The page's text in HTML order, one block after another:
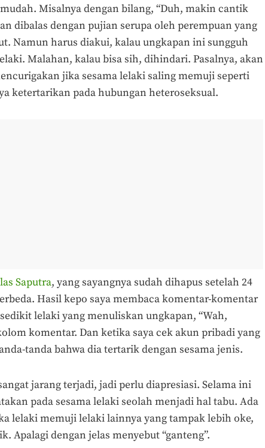
Misalnya dengan bilang, “Duh, makin cantik
dibalas dengan pujian serupa oleh perempuan yang
Namun harus diakui, kalau ungkapan ini sungguh
Malahan, kalau bisa sih, dihindari. Pasalnya, akan
jika sesama lelaki saling memuji seperti
ketertarikan pada hubungan heteroseksual.
Saputra, yang sayangnya sudah dihapus setelah 24
Hasil kepo saya membaca komentar-komentar
lelaki yang menuliskan ungkapan, “Wah,
komentar. Dan ketika saya cek akun pribadi yang
tanda bahwa dia tertarik dengan sesama jenis.
jarang terjadi, jadi perlu diapresiasi. Selama ini
pada sesama lelaki seolah menjadi hal tabu. Ada
lelaki memuji lelaki lainnya yang tampak lebih oke,
Apalagi dengan jelas menyebut “ganteng”.